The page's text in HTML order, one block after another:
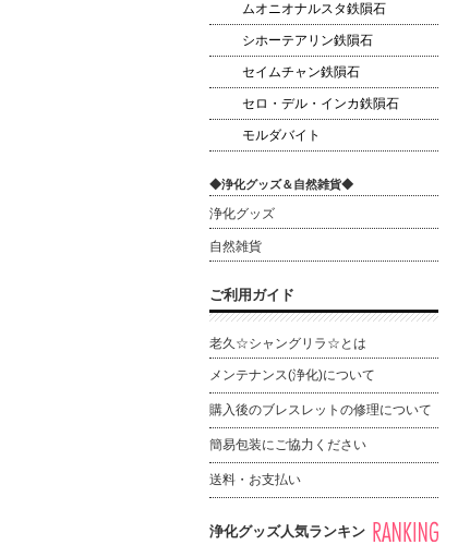
ムオニオナルスタ鉄隕石
シホーテアリン鉄隕石
セイムチャン鉄隕石
セロ・デル・インカ鉄隕石
モルダバイト
◆浄化グッズ＆自然雑貨◆
浄化グッズ
自然雑貨
ご利用ガイド
老久☆シャングリラ☆とは
メンテナンス(浄化)について
購入後のブレスレットの修理について
簡易包装にご協力ください
送料・お支払い
浄化グッズ人気ランキン